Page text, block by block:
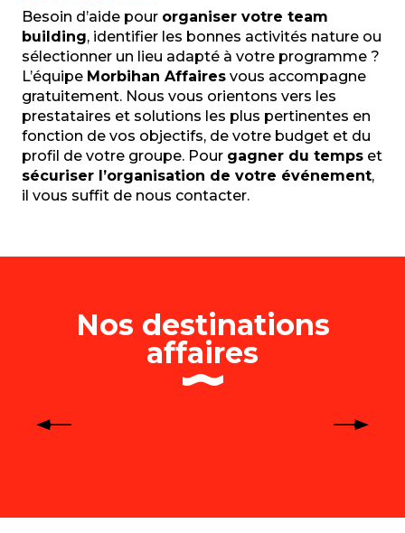
Besoin d’aide pour organiser votre team
building, identifier les bonnes activités nature ou
sélectionner un lieu adapté à votre programme ?
L’équipe Morbihan Affaires vous accompagne
gratuitement. Nous vous orientons vers les
prestataires et solutions les plus pertinentes en
fonction de vos objectifs, de votre budget et du
profil de votre groupe. Pour gagner du temps et
sécuriser l’organisation de votre événement,
il vous suffit de nous contacter.
Nos destinations
affaires